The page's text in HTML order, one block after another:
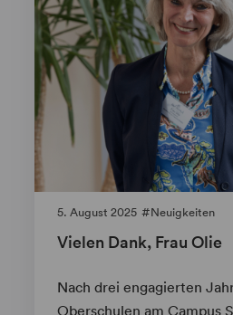
5. August 2025 Neuigkeiten
Vielen Dank, Frau Olie
Nach drei engagierten
Oberschulen am Campus